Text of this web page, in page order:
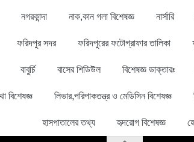
নগরকান্দা নাক,কান গলা বিশেষজ্ঞ নার্সারি
ফরিদপুর সদর ফরিদপুরের ফটোগ্রাফার তালিকা
বাবুর্চি বাসের শিডিউল বিশেষজ্ঞ ডাক্তারঃ
বিশেষজ্ঞ লিভার,পরিপাকতন্ত্র ও মেডিসিন বিশেষজ্ঞ
হাসপাতালের তথ্য হৃদরোগ বিশেষজ্ঞ